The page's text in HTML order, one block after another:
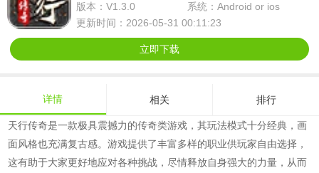
版本：V1.3.0
系统：Android or ios
更新时间：2026-05-31 00:11:23
立即下载
详情 相关 排行
天行传奇是一款极具震撼力的传奇类游戏，其玩法模式十分经典，画
面风格也充满复古感。游戏提供了丰富多样的职业供玩家自由选择，
这有助于大家更好地应对各种挑战，尽情释放自身强大的力量，从而